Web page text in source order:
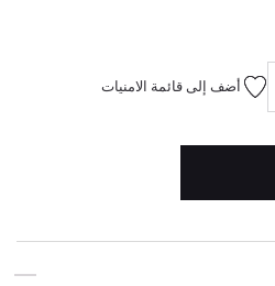
أضف إلى قائمة الامنيات